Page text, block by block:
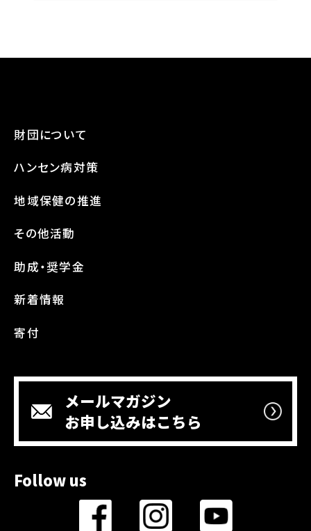
財団について
ハンセン病対策
地域保健の推進
その他活動
助成・奨学金
新着情報
寄付
メールマガジン
お申し込みはこちら
Follow us